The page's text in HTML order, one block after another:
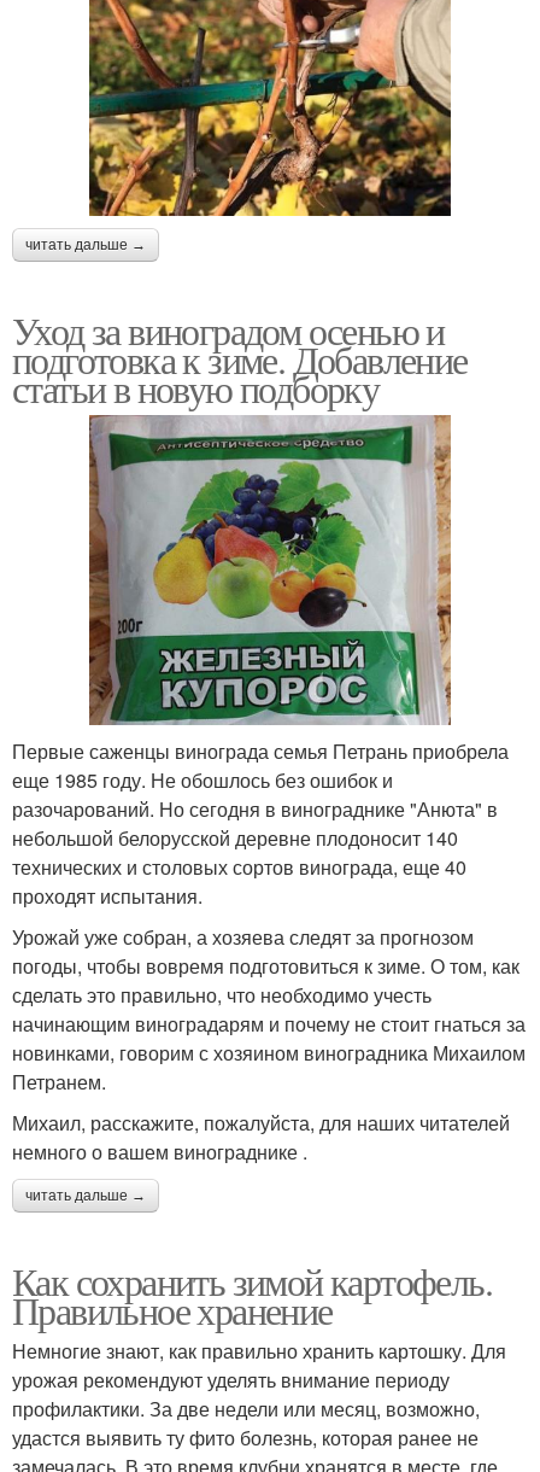
читать дальше →
Уход за виноградом осенью и
подготовка к зиме. Добавление
статьи в новую подборку
Первые саженцы винограда семья Петрань приобрела
еще 1985 году. Не обошлось без ошибок и
разочарований. Но сегодня в винограднике "Анюта" в
небольшой белорусской деревне плодоносит 140
технических и столовых сортов винограда, еще 40
проходят испытания.
Урожай уже собран, а хозяева следят за прогнозом
погоды, чтобы вовремя подготовиться к зиме. О том, как
сделать это правильно, что необходимо учесть
начинающим виноградарям и почему не стоит гнаться за
новинками, говорим с хозяином виноградника Михаилом
Петранем.
Михаил, расскажите, пожалуйста, для наших читателей
немного о вашем винограднике .
читать дальше →
Как сохранить зимой картофель.
Правильное хранение
Немногие знают, как правильно хранить картошку. Для
урожая рекомендуют уделять внимание периоду
профилактики. За две недели или месяц, возможно,
удастся выявить ту фито болезнь, которая ранее не
замечалась. В это время клубни хранятся в месте, где